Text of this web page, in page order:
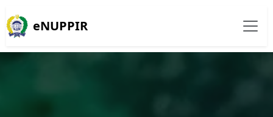
eNUPPIR